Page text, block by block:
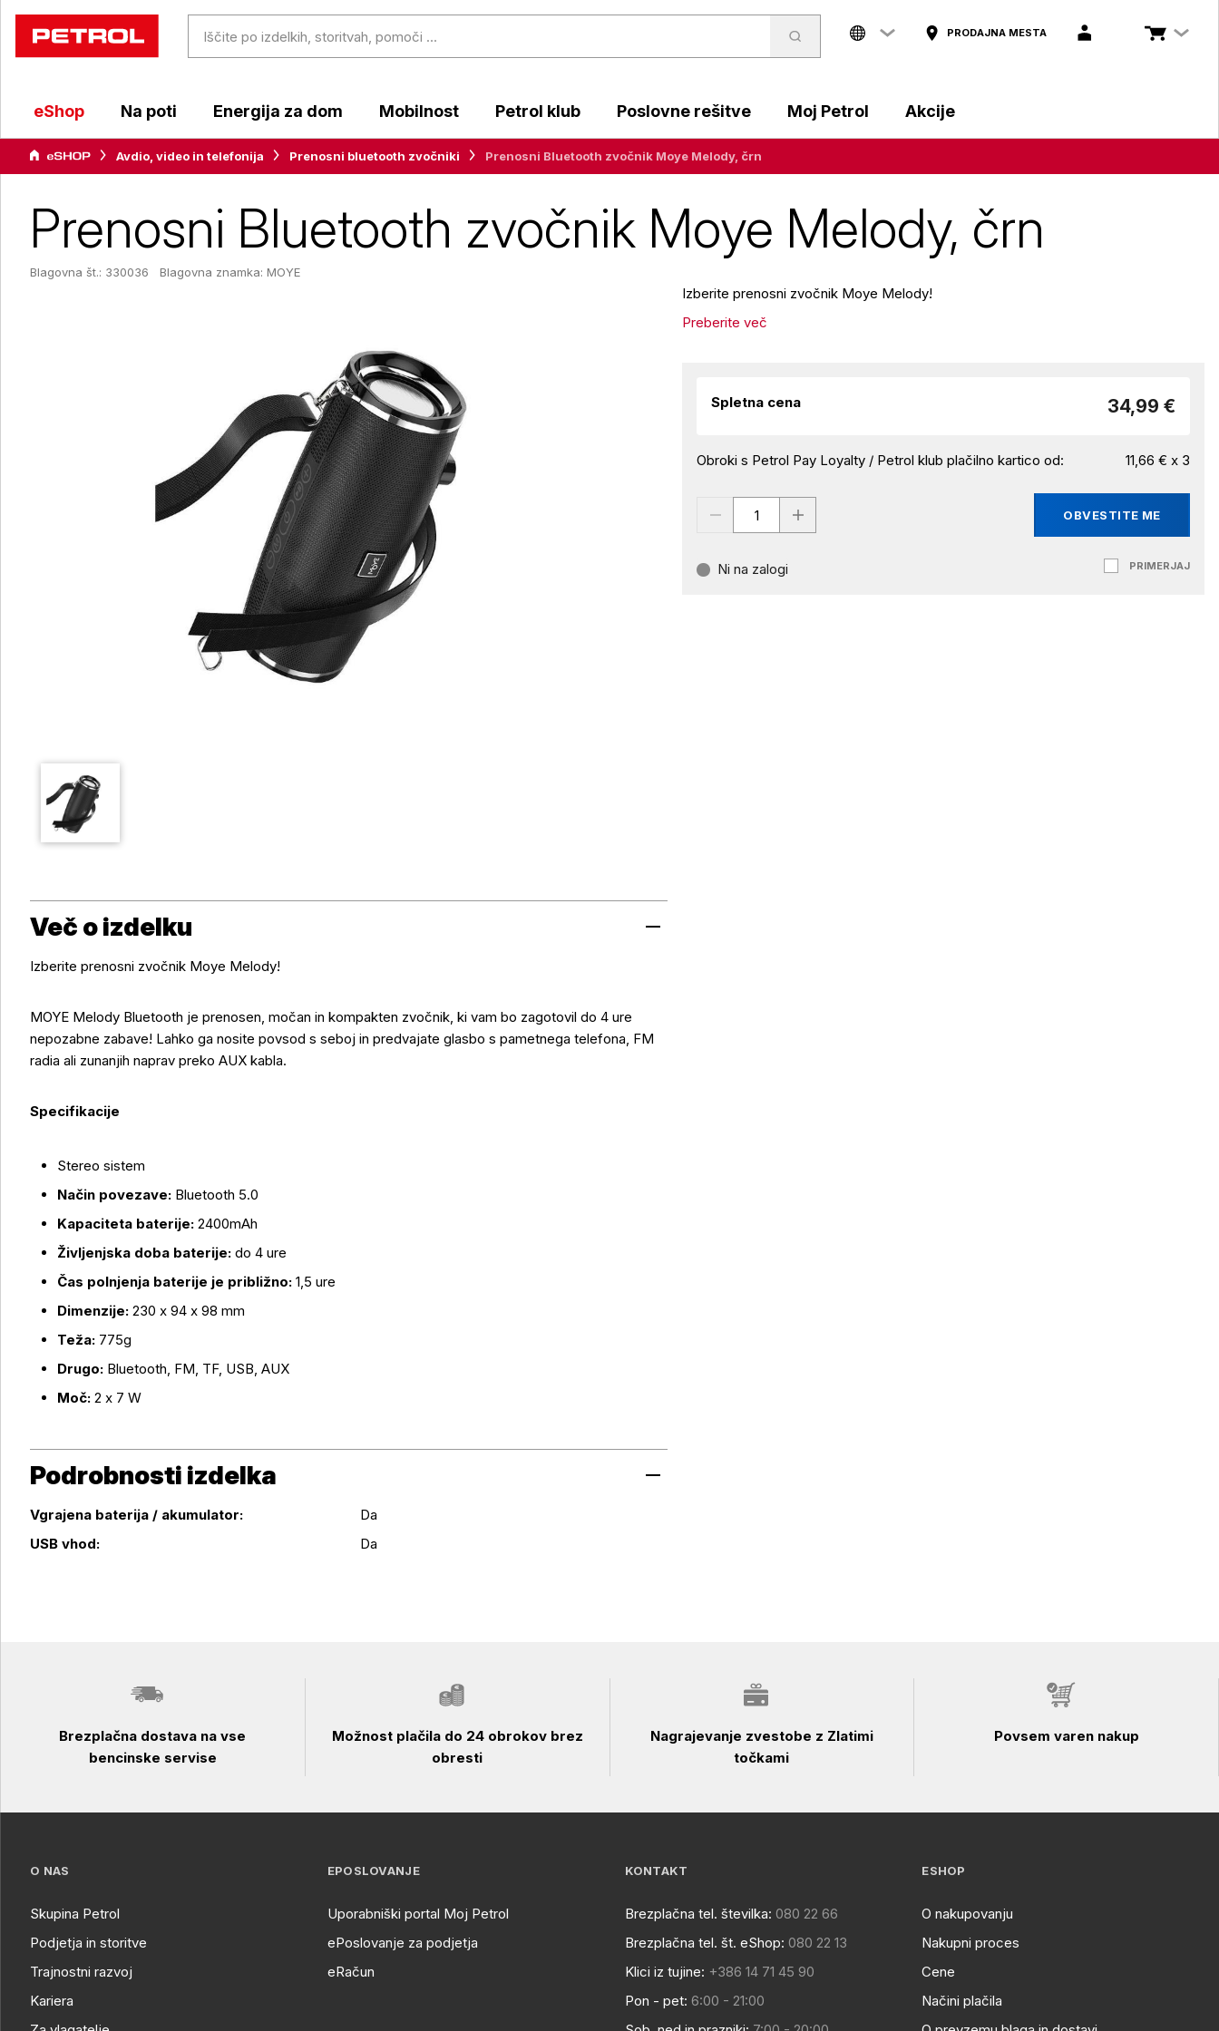
PRODAJNA MESTA
eShop Na poti Energija za dom Mobilnost Petrol klub Poslovne rešitve Moj Petrol Akcije
Avdio, video in telefonija Prenosni bluetooth zvočniki Prenosni Bluetooth zvočnik Moye Melody, črn
Prenosni Bluetooth zvočnik Moye Melody, črn
Blagovna št.: 330036 Blagovna znamka: MOYE
Izberite prenosni zvočnik Moye Melody!
Preberite več
Spletna cena 34,99 €
Obroki s Petrol Pay Loyalty / Petrol klub plačilno kartico od: 11,66 € x 3
OBVESTITE ME
Ni na zalogi PRIMERJAJ
Več o izdelku
Več o izdelku
Izberite prenosni zvočnik Moye Melody!
MOYE Melody Bluetooth je prenosen, močan in kompakten zvočnik, ki vam bo zagotovil do 4 ure
nepozabne zabave! Lahko ga nosite povsod s seboj in predvajate glasbo s pametnega telefona, FM
radia ali zunanjih naprav preko AUX kabla.
Specifikacije
Stereo sistem
Način povezave: Bluetooth 5.0
Kapaciteta baterije: 2400mAh
Življenjska doba baterije: do 4 ure
Čas polnjenja baterije je približno: 1,5 ure
Dimenzije: 230 x 94 x 98 mm
Teža: 775g
Drugo: Bluetooth, FM, TF, USB, AUX
Moč: 2 x 7 W
Podrobnosti izdelka
Podrobnosti izdelka
Vgrajena baterija / akumulator:
Da
USB vhod:
Da
Brezplačna dostava na vse
bencinske servise
Možnost plačila do 24 obrokov brez
obresti
Nagrajevanje zvestobe z Zlatimi
točkami
Povsem varen nakup
O NAS
Skupina Petrol
Podjetja in storitve
Trajnostni razvoj
Kariera
EPOSLOVANJE
Uporabniški portal Moj Petrol
ePoslovanje za podjetja
eRačun
KONTAKT
Brezplačna tel. številka: 080 22 66
Brezplačna tel. št. eShop: 080 22 13
Klici iz tujine: +386 14 71 45 90
Pon - pet: 6:00 - 21:00
ESHOP
O nakupovanju
Nakupni proces
Cene
Načini plačila